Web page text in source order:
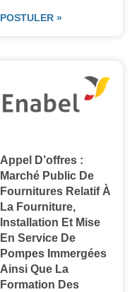
POSTULER »
Appel D’offres :
Marché Public De
Fournitures Relatif À
La Fourniture,
Installation Et Mise
En Service De
Pompes Immergées
Ainsi Que La
Formation Des